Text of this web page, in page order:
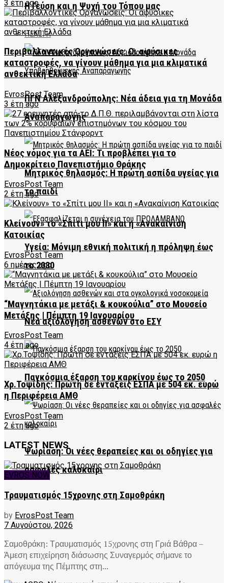
Η Γεύση και η Ψυχή του Τόπου μας
HEALTH
ΠΓΝ Αλεξανδρούπολης: Νέα άδεια για τη Μονάδα
Αναπαραγωγής
Μητρικός θηλασμός: Η πρώτη ασπίδα υγείας για
το παιδί
Υγεία: Μόνιμη εθνική πολιτική η πρόληψη έως
το 2030
Νέα αξιολόγηση ασθενών στο ΕΣΥ
Παγκόσμια έξαρση του καρκίνου έως το 2050
Ψωρίαση: Οι νέες θεραπείες και οι οδηγίες για
ασφαλές καλοκαίρι
3 έτη ago
Περιβαλλοντικές Οργανώσεις: Οι αφύσικες
καταστροφές, να γίνουν μάθημα για μια κλιματικά
ανθεκτική Ελλάδα
EvrosPost Team
3 έτη ago
Νέος νόμος για τα ΑΕΙ: Τι προβλέπει για το
Δημοκρίτειο Πανεπιστήμιο Θράκης
EvrosPost Team
2 έτη ago
Κλείνουν» το «Σπίτι μου ΙΙ» και η «Ανακαίνιση
Κατοικίας
EvrosPost Team
6 ημέρες ago
“Μαγνητάκια με μετάξι & κουκούλια” στο Μουσείο
Μετάξης | Πέμπτη 19 Ιανουαρίου
EvrosPost Team
4 έτη ago
Χρ.Τοψίδης: Πρώτη σε εντάξεις ΕΣΠΑ με 504 εκ. ευρώ
η Περιφέρεια ΑΜΘ
EvrosPost Team
2 έτη ago
LATEST NEWS
EVROS NOW
Τραυματισμός 15χρονης στη Σαμοθράκη
by EvrosPost Team
7 Αυγούστου, 2026
Σαμοθράκη: Τραυματισμός 15χρονης στη Γριά Βάθρα –
Άμεση επιχείρηση διάσωσης Συναγερμός σήμανε το
απόγευμα της Πέμπτης στη...